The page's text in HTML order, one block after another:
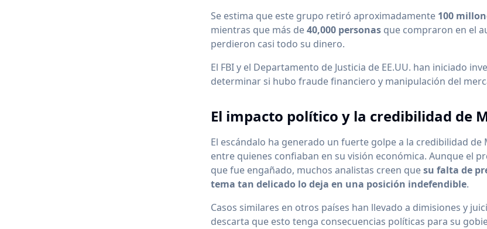
Se estima que este grupo retiró aproximadamente 100
mientras que más de40,000 personas que compraron en el
perdieron casi todo su dinero.
El FBI y el Departamento de Justicia de EE.UU. han iniciado
determinar si hubo fraude financiero y manipulación del
El impacto político y la credibilidad de
El escándalo ha generado un fuerte golpe a la credibilidad de
entre quienes confiaban en su visión económica. Aunque el
que fue engañado, muchos analistas creen quesu falta de
tema tan delicado lo deja en una posición indefendible.
Casos similares en otros países han llevado a dimisiones y
descarta que esto tenga consecuencias políticas para su